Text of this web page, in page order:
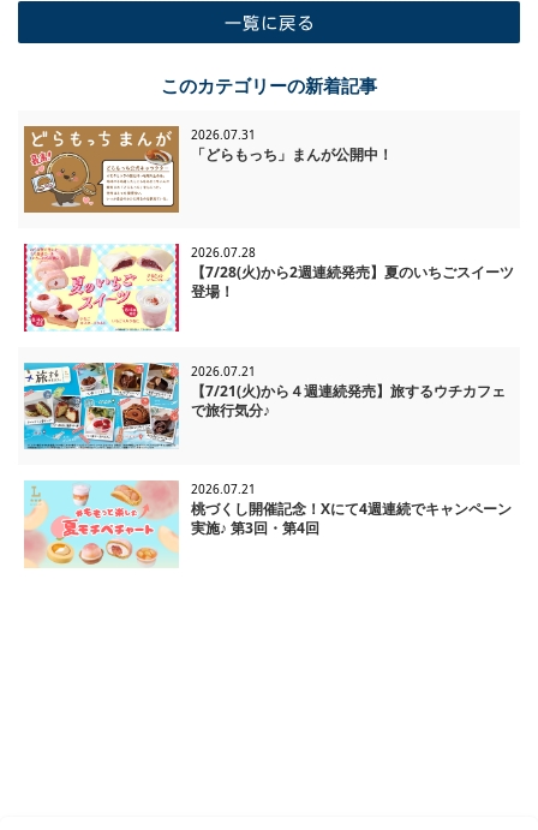
このカテゴリーの新着記事
2026.07.31
「どらもっち」まんが公開中！
2026.07.28
【7/28(火)から2週連続発売】夏のいちごスイーツ
登場！
2026.07.21
【7/21(火)から４週連続発売】旅するウチカフェ
で旅行気分♪
2026.07.21
桃づくし開催記念！Xにて4週連続でキャンペーン
実施♪ 第3回・第4回